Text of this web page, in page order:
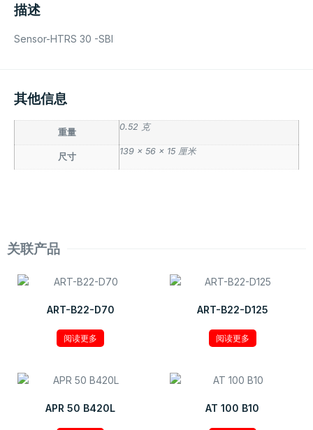
描述
Sensor-HTRS 30 -SBI
其他信息
重量
0.52 克
尺寸
139 × 56 × 15 厘米
关联产品
ART-B22-D70
阅读更多
ART-B22-D125
阅读更多
APR 50 B420L AT 100 B10